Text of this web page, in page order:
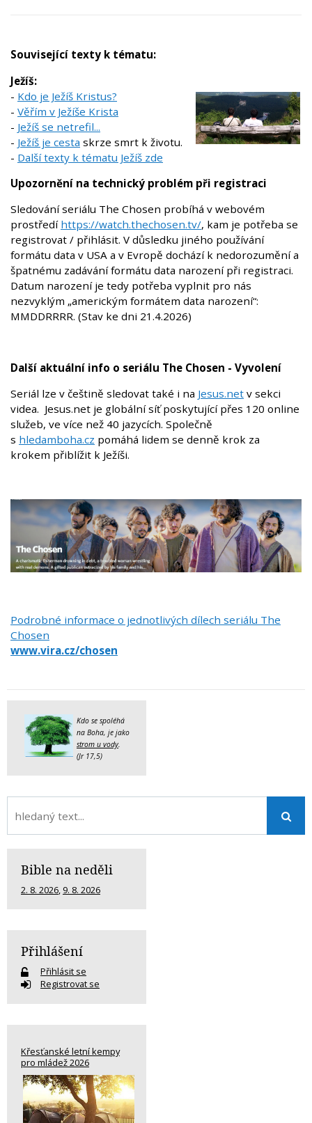
Související texty k tématu:
Ježíš:
- Kdo je Ježíš Kristus?
- Věřím v Ježíše Krista
- Ježíš se netrefil...
- Ježíš je cesta skrze smrt k životu.
- Další texty k tématu Ježíš zde
Upozornění na technický problém při registraci
Sledování seriálu The Chosen probíhá v webovém
prostředí https://watch.thechosen.tv/, kam je potřeba se
registrovat / přihlásit. V důsledku jiného používání
formátu data v USA a v Evropě dochází k nedorozumění a
špatnému zadávání formátu data narození při registraci.
Datum narození je tedy potřeba vyplnit pro nás
nezvyklým „americkým formátem data narození“:
MMDDRRRR. (Stav ke dni 21.4.2026)
Další aktuální info o seriálu The Chosen - Vyvolení
Seriál lze v češtině sledovat také i na Jesus.net v sekci
videa. Jesus.net je globální síť poskytující přes 120 online
služeb, ve více než 40 jazycích. Společně
s hledamboha.cz pomáhá lidem se denně krok za
krokem přiblížit k Ježíši.
Podrobné informace o jednotlivých dílech seriálu The
Chosen
www.vira.cz/chosen
Kdo se spoléhá
na Boha, je jako
strom u vody.
(Jr 17,5)
Bible na neděli
2. 8. 2026, 9. 8. 2026
Přihlášení
Přihlásit se
Registrovat se
Křesťanské letní kempy
pro mládež 2026